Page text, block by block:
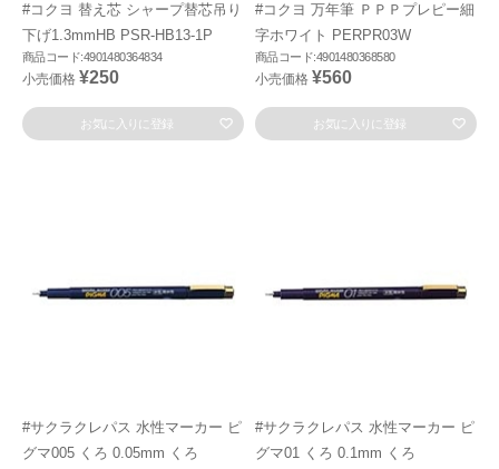
#コクヨ 替え芯 シャープ替芯吊り
下げ1.3mmHB PSR-HB13-1P
商品コード:4901480364834
小売価格 ¥250
お気に入りに登録
#コクヨ 万年筆 ＰＰＰプレピー細
字ホワイト PERPR03W
商品コード:4901480368580
小売価格 ¥560
お気に入りに登録
#サクラクレパス 水性マーカー ピ
グマ005 くろ 0.05mm くろ
#サクラクレパス 水性マーカー ピ
グマ01 くろ 0.1mm くろ